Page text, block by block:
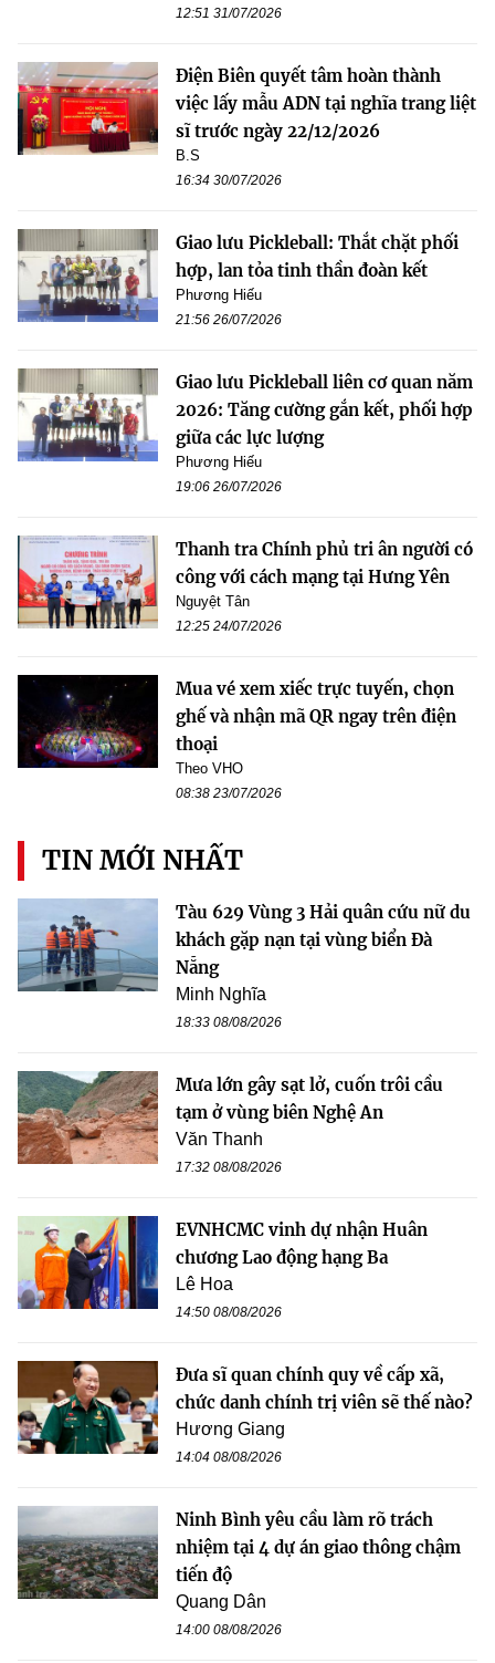
12:51 31/07/2026
Điện Biên quyết tâm hoàn thành
việc lấy mẫu ADN tại nghĩa trang liệt
sĩ trước ngày 22/12/2026
B.S
16:34 30/07/2026
Giao lưu Pickleball: Thắt chặt phối
hợp, lan tỏa tinh thần đoàn kết
Phương Hiếu
21:56 26/07/2026
Giao lưu Pickleball liên cơ quan năm
2026: Tăng cường gắn kết, phối hợp
giữa các lực lượng
Phương Hiếu
19:06 26/07/2026
Thanh tra Chính phủ tri ân người có
công với cách mạng tại Hưng Yên
Nguyệt Tân
12:25 24/07/2026
Mua vé xem xiếc trực tuyến, chọn
ghế và nhận mã QR ngay trên điện
thoại
Theo VHO
08:38 23/07/2026
TIN MỚI NHẤT
Tàu 629 Vùng 3 Hải quân cứu nữ du
khách gặp nạn tại vùng biển Đà
Nẵng
Minh Nghĩa
18:33 08/08/2026
Mưa lớn gây sạt lở, cuốn trôi cầu
tạm ở vùng biên Nghệ An
Văn Thanh
17:32 08/08/2026
EVNHCMC vinh dự nhận Huân
chương Lao động hạng Ba
Lê Hoa
14:50 08/08/2026
Đưa sĩ quan chính quy về cấp xã,
chức danh chính trị viên sẽ thế nào?
Hương Giang
14:04 08/08/2026
Ninh Bình yêu cầu làm rõ trách
nhiệm tại 4 dự án giao thông chậm
tiến độ
Quang Dân
14:00 08/08/2026